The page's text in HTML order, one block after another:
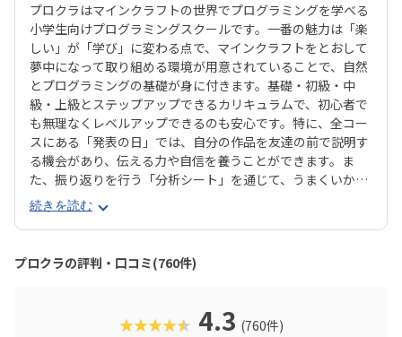
プロクラはマインクラフトの世界でプログラミングを学べる
小学生向けプログラミングスクールです。一番の魅力は「楽
しい」が「学び」に変わる点で、マインクラフトをとおして
夢中になって取り組める環境が用意されていることで、自然
とプログラミングの基礎が身に付きます。基礎・初級・中
級・上級とステップアップできるカリキュラムで、初心者で
も無理なくレベルアップできるのも安心です。特に、全コー
スにある「発表の日」では、自分の作品を友達の前で説明す
る機会があり、伝える力や自信を養うことができます。ま
た、振り返りを行う「分析シート」を通じて、うまくいかな
かった点をどう改善するかを考える習慣が身に付くのも特徴
です。さらに、講師は子どもたちの答えを引き出すコーチン
グ型指導を採用。自分で考え、解決する力を育みます。全国
600以上の教室で展開され、初めてでも安心して参加できる
無料体験も実施中。遊びながら未来につながる力を育てられ
続きを読む
プロクラの評判・口コミ(760件)
★★★★★ 4.3 (760件)